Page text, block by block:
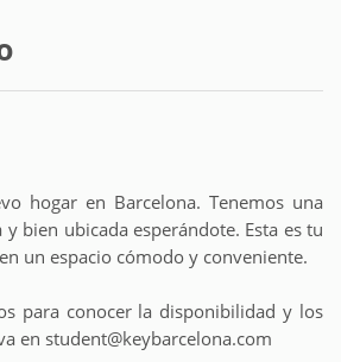
hogar en Barcelona. Tenemos una
bien ubicada esperándote. Esta es tu
un espacio cómodo y conveniente.
para conocer la disponibilidad y los
en student@keybarcelona.com